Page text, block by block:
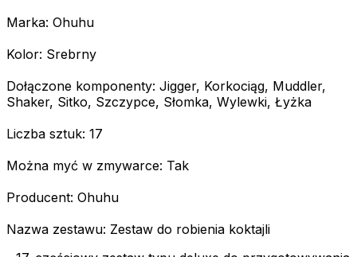
Marka: Ohuhu
Kolor: Srebrny
Dołączone komponenty: Jigger, Korkociąg, Muddler,
Shaker, Sitko, Szczypce, Słomka, Wylewki, Łyżka
Liczba sztuk: 17
Można myć w zmywarce: Tak
Producent: Ohuhu
Nazwa zestawu: Zestaw do robienia koktajli